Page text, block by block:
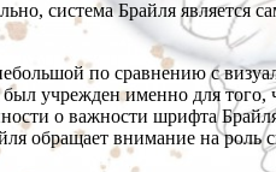
система Брайля является
по сравнению с
учрежден именно для
о важности шрифта
обращает внимание на